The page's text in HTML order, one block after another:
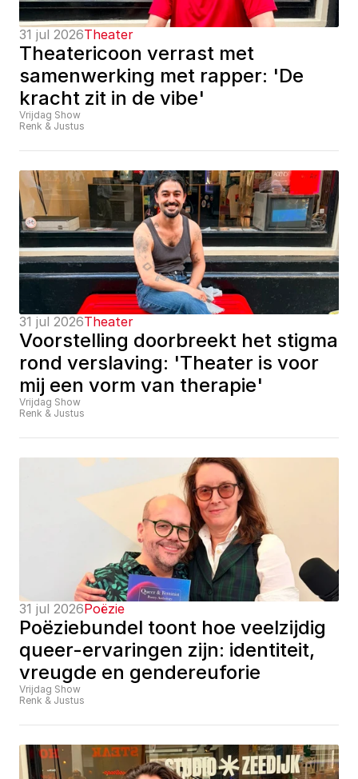
31 jul 2026Theater
Theatericoon verrast met
samenwerking met rapper: 'De
kracht zit in de vibe'
Vrijdag Show
Renk & Justus
31 jul 2026Theater
Voorstelling doorbreekt het stigma
rond verslaving: 'Theater is voor
mij een vorm van therapie'
Vrijdag Show
Renk & Justus
31 jul 2026Poëzie
Poëziebundel toont hoe veelzijdig
queer-ervaringen zijn: identiteit,
vreugde en gendereuforie
Vrijdag Show
Renk & Justus